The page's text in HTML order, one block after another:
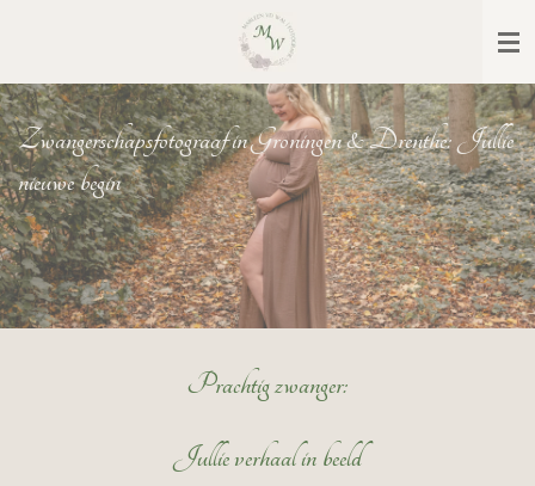
de
hoofdinhoud
Zwangerschapsfotograaf in Groningen & Drenthe: Jullie
nieuwe begin
Prachtig zwanger:
Jullie verhaal in beeld